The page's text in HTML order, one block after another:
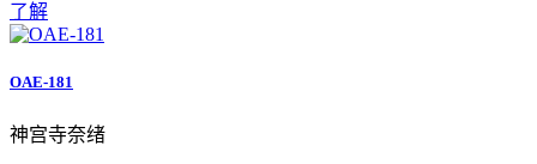
了解
OAE-181
神宫寺奈绪